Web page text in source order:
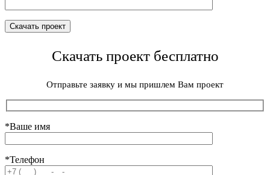
Скачать проект бесплатно
Отправьте заявку и мы пришлем Вам проект
*Ваше имя
*Телефон